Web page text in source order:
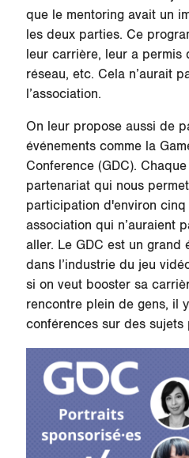
que le mentoring avait un
les deux parties. Ce
leur carrière, leur a permis
réseau, etc. Cela n’aurait
l’association.
On leur propose aussi de
événements comme la
Conference (GDC).
partenariat qui nous
participation d'environ
association qui n’auraient
aller. Le GDC est un grand
dans l’industrie du jeu
si on veut booster sa
rencontre plein de gens, il
conférences sur des sujets